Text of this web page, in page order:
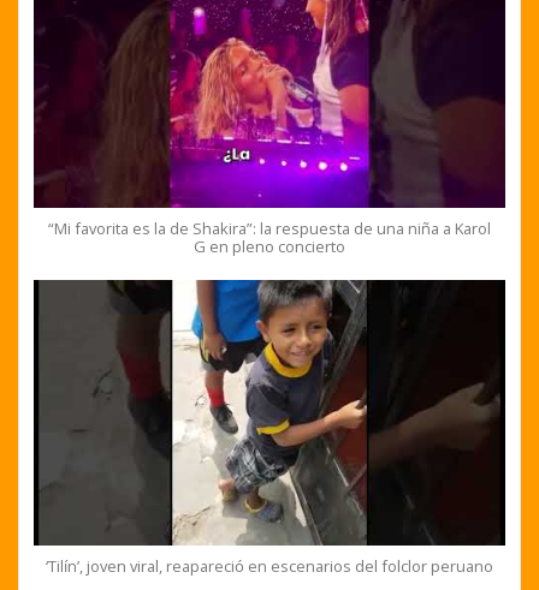
“Mi favorita es la de Shakira”: la respuesta de una niña a Karol
G en pleno concierto
‘Tilín’, joven viral, reapareció en escenarios del folclor peruano